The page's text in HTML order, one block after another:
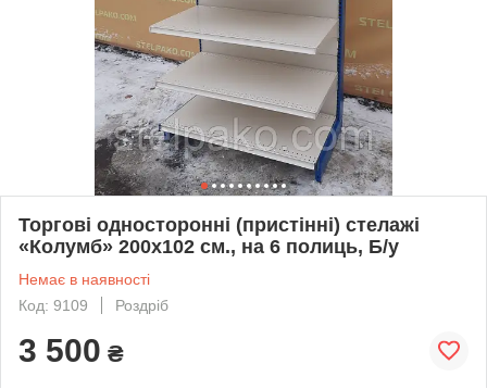
Торгові односторонні (пристінні) стелажі
«Колумб» 200х102 см., на 6 полиць, Б/у
Немає в наявності
Код: 9109
Роздріб
3 500 ₴